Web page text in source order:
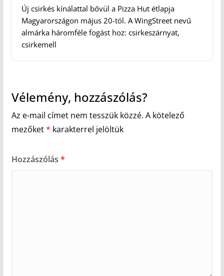
Új csirkés kínálattal bővül a Pizza Hut étlapja
Magyarországon május 20-tól. A WingStreet nevű
almárka háromféle fogást hoz: csirkeszárnyat,
csirkemell
Vélemény, hozzászólás?
Az e-mail címet nem tesszük közzé. A kötelező
mezőket* karakterrel jelöltük
Hozzászólás *